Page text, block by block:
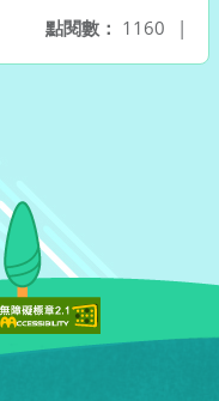
點閱數： 1160 |